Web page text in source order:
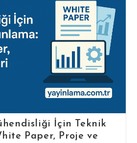
İçin Teknik
Paper, Proje ve